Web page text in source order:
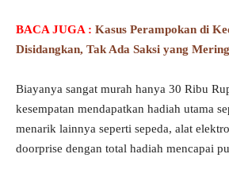
BACA JUGA : Kasus Perampokan di
Disidangkan, Tak Ada Saksi yang
Biayanya sangat murah hanya 30 Ribu
kesempatan mendapatkan hadiah utama
menarik lainnya seperti sepeda, alat
doorprise dengan total hadiah mencapai